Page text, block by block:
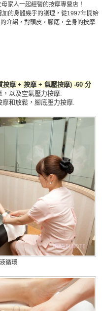
家人一起經營的按摩專營店！
的身體幾乎的護理，從1997年開始
介紹，對頭皮，腳底，全身的按摩
摩 + 按摩 + 氣壓按摩) -60 分
以及空氣壓力按摩.
和放鬆，腳底壓力按摩.
循環